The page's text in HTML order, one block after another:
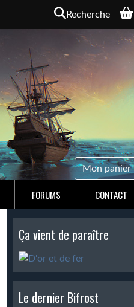
Recherche
Mon panier
FORUMS CONTACT
Ça vient de paraître
Le dernier Bifrost